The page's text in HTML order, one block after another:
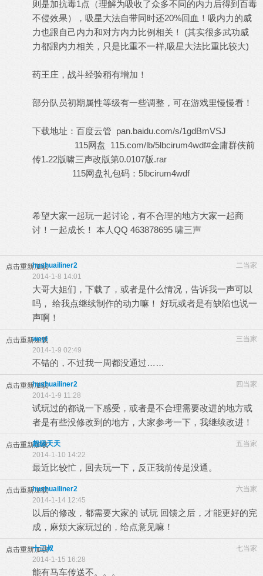
则是加抗毒1点（理解为吸收了众多不同的内力后得到百毒
不侵效果），吸星大法自带同时还20%回血！吸内力的威
力也跟自己内力和对方内力比例相关！ (其实很多武功威
力都跟内力相关，只是比重不一样,吸星大法比重比较大)
药王庄，战斗经验稍有增加！
部分队员初期属性等级有一些调整，可在游戏里慢慢看！
下载地址：百度云管 pan.baidu.com/s/1gdBmVSJ
115网盘 115.com/lb/5lbcirum4wdf#金庸群侠前
传1.22版啸三声改版第0.0107版.rar
115网盘礼包码：5lbcirum4wdf
希望大家一起玩一起讨论，有不合理的地方大家一起商
讨！一起成长！ 本人QQ 463878695 啸三声
点击重新加载 二当家
hushuailiner2
2014-1-8 14:01
大哥大姐们，下载了，或者是什么情况，告诉我一声可以
吗， 给我点继续制作的动力嘛！ 好玩或者是有缺陷也说一
声啊！
点击重新加载 三当家
weyl
2014-1-9 02:49
不错的，不过我一周都没通过……
点击重新加载 四当家
hushuailiner2
2014-1-9 11:28
试玩过的都说一下感受，或者是不合理需要改进的地方或
者是有些没修改到的地方，大家参考一下，我继续改进！
点击重新加载 五当家
超级天天
2014-1-10 14:22
最近比较忙，回去玩一下，反正我前传是没通。
点击重新加载 六当家
hushuailiner2
2014-1-14 12:45
以后的修改，都需要大家的 试玩 回馈之后，才能更好的完
成，麻烦大家玩过的，给点意见嘛！
点击重新加载 七当家
十三叔
2014-1-15 16:28
能有马车传送不。。。